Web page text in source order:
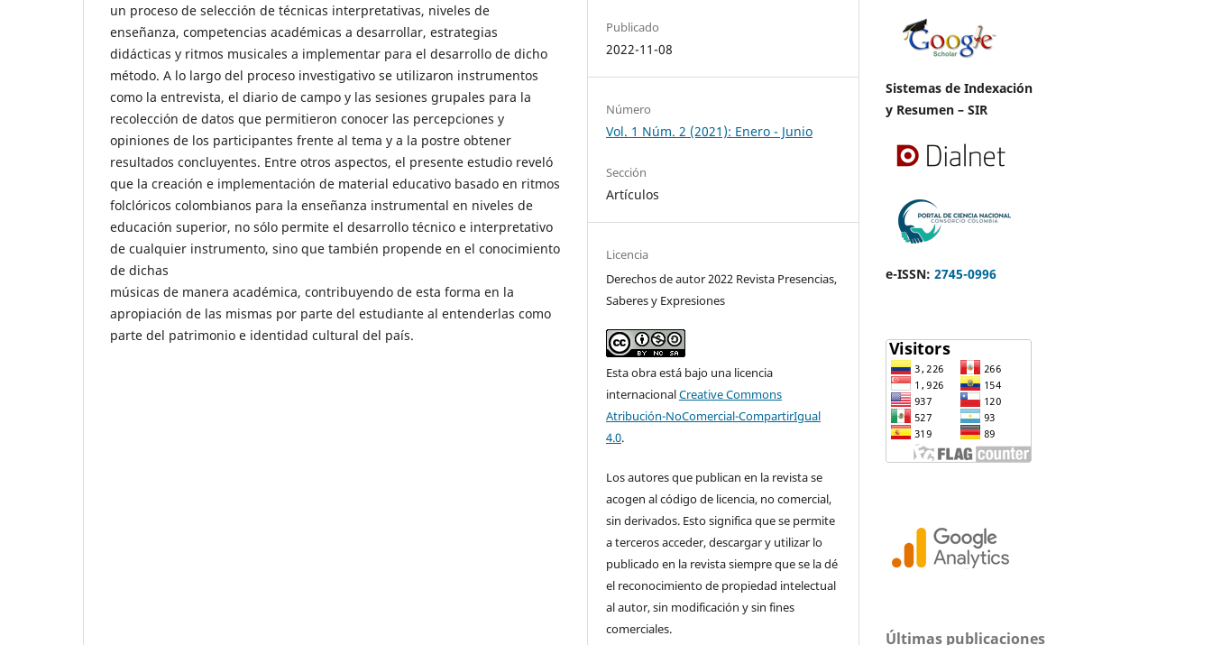
un proceso de selección de técnicas interpretativas, niveles de
enseñanza, competencias académicas a desarrollar, estrategias
didácticas y ritmos musicales a implementar para el desarrollo de dicho
método. A lo largo del proceso investigativo se utilizaron instrumentos
como la entrevista, el diario de campo y las sesiones grupales para la
recolección de datos que permitieron conocer las percepciones y
opiniones de los participantes frente al tema y a la postre obtener
resultados concluyentes. Entre otros aspectos, el presente estudio reveló
que la creación e implementación de material educativo basado en ritmos
folclóricos colombianos para la enseñanza instrumental en niveles de
educación superior, no sólo permite el desarrollo técnico e interpretativo
de cualquier instrumento, sino que también propende en el conocimiento
de dichas
músicas de manera académica, contribuyendo de esta forma en la
apropiación de las mismas por parte del estudiante al entenderlas como
parte del patrimonio e identidad cultural del país.
Publicado
2022-11-08
Número
Vol. 1 Núm. 2 (2021): Enero - Junio
Sección
Artículos
Licencia
Derechos de autor 2022 Revista Presencias,
Saberes y Expresiones
Esta obra está bajo una licencia
internacionalCreative Commons
Atribución-NoComercial-CompartirIgual
4.0.
Los autores que publican en la revista se
acogen al código de licencia, no comercial,
sin derivados. Esto significa que se permite
a terceros acceder, descargar y utilizar lo
publicado en la revista siempre que se la dé
el reconocimiento de propiedad intelectual
al autor, sin modificación y sin fines
comerciales.
Sistemas de Indexación
y Resumen – SIR
e-ISSN: 2745-0996
Últimas publicaciones